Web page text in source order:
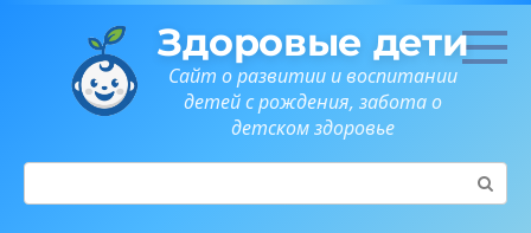
Здоровые дети
Сайт о развитии и воспитании
детей с рождения, забота о
детском здоровье
Поиск: